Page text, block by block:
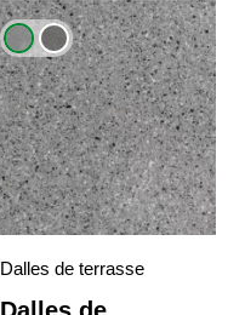
Dalles de terrasse